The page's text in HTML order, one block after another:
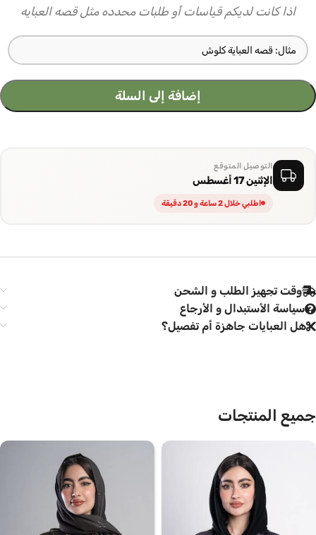
اذا كانت لديكم قياسات أو طلبات محدده مثل قصه العبايه
إضافة إلى السلة
التوصيل المتوقع
الإثنين 17 أغسطس
اطلبي خلال 2 ساعة و 20 دقيقة
وقت تجهيز الطلب و الشحن
سياسة الأستبدال و الأرجاع
هل العبايات جاهزة أم تفصيل؟
جميع المنتجات